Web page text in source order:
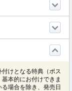
けとなる特典（ポス
本的にお付けできま
場合を除き、発売日